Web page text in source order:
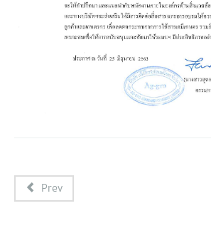
Prev